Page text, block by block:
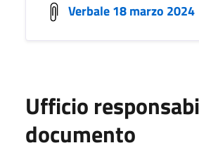
Verbale 18 marzo 2024
Ufficio
documento